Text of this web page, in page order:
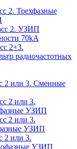
2. Трехфазные
2. УЗИП
70kA
2+3.
радиочастотных
2 или 3. Сменные
2 или 3.
УЗИП
2 или 3.
УЗИП
2 или 3.
УЗИП